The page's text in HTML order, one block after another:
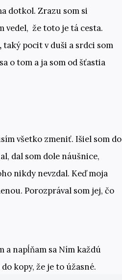
dotkol. Zrazu som si
vedel, že toto je tá cesta.
taký pocit v duši a srdci som
o tom a ja som od šťastia
všetko zmeniť. Išiel som do
dal som dole náušnice,
nikdy nevzdal. Keď moja
Porozprával som jej, čo
a napĺňam sa Ním každú
kopy, že je to úžasné.